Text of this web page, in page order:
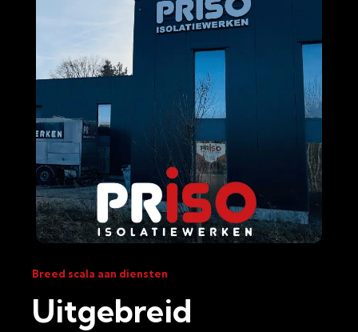
Breed scala aan diensten
Uitgebreid